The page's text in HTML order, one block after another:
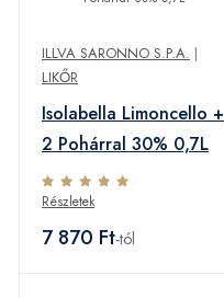
ILLVA SARONNO S.P.A. |
LIKŐR
Isolabella Limoncello +
2 Pohárral 30% 0,7L
Részletek
7 870 Ft-tól